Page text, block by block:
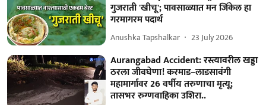
गुजराती 'खीचू'; पावसाळ्यात मन जिंकेल हा
गरमागरम पदार्थ
Anushka Tapshalkar 23 July 2026
Aurangabad Accident: रस्त्यावरील खड्डा
ठरला जीवघेणा! करमाड–लाडसावंगी
महामार्गावर 26 वर्षीय तरुणाचा मृत्यू;
तासभर रुग्णवाहिका उशिरा..